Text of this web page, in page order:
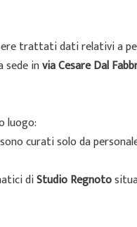
trattati dati relativi a
sede invia Cesare Dal
luogo:
curati solo da
diStudio Regnoto